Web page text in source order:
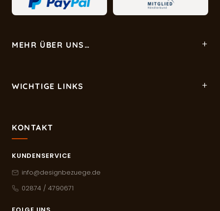
MEHR ÜBER UNS…
WICHTIGE LINKS
KONTAKT
KUNDENSERVICE
info@designbezuege.de
02874 / 4790671